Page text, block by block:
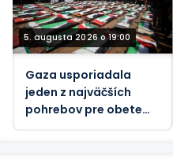
5. augusta 2026 o 19:00
Gaza usporiadala
jeden z najväčších
pohrebov pre obete